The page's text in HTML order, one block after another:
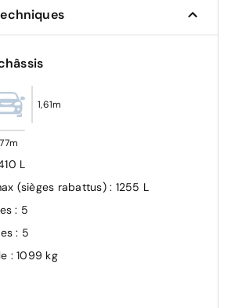
des pneumatiques
électronique (TCS+MSC)
en courbe
avec fixations ISOFIX
1,61m
L
(sièges rabattus) : 1255 L
: 5
: 5
: 1099 kg